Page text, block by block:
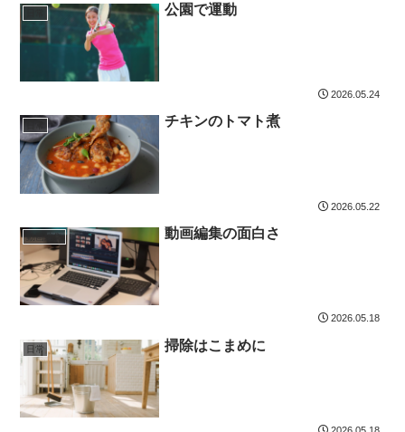
公園で運動
2026.05.24
チキンのトマト煮
2026.05.22
動画編集 動画編集の面白さ
2026.05.18
日常 掃除はこまめに